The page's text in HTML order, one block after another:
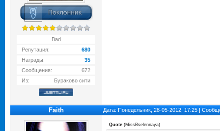
Bad
Репутация:
680
Награды:
35
Сообщения:
672
Из:
Бураково сити
Faith Дата: Понедельник, 28-05-2012, 17:25 |
Quote (MissBselennaya)